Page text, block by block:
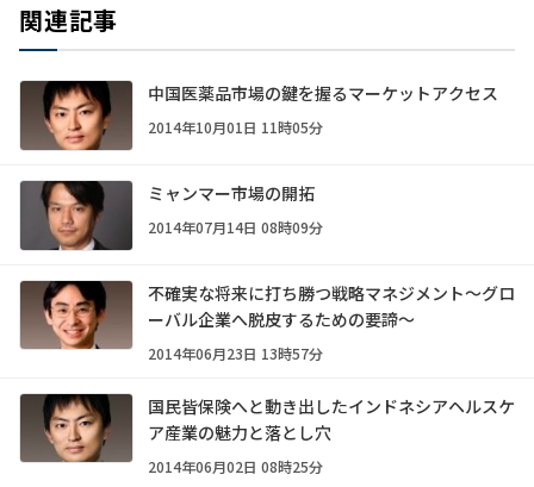
関連記事
中国医薬品市場の鍵を握るマーケットアクセス
2014年10月01日 11時05分
ミャンマー市場の開拓
2014年07月14日 08時09分
不確実な将来に打ち勝つ戦略マネジメント～グロ
ーバル企業へ脱皮するための要諦～
2014年06月23日 13時57分
国民皆保険へと動き出したインドネシアヘルスケ
ア産業の魅力と落とし穴
2014年06月02日 08時25分